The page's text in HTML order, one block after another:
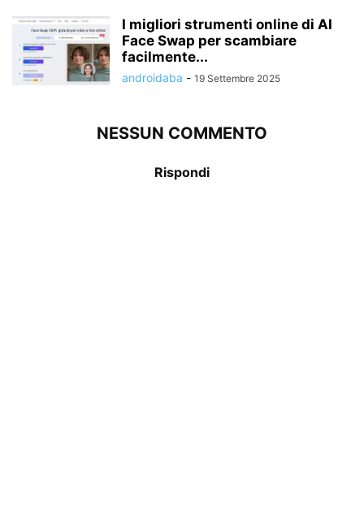
I migliori strumenti online di AI
Face Swap per scambiare
facilmente...
androidaba - 19 Settembre 2025
NESSUN COMMENTO
Rispondi